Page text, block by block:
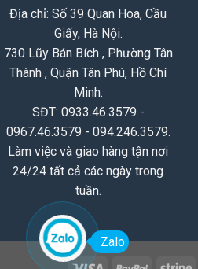
Địa chỉ: Số 39 Quan Hoa, Cầu
Giấy, Hà Nội.
730 Lũy Bán Bích , Phường Tân
Thành , Quận Tân Phú, Hồ Chí
Minh.
SĐT: 0933.46.3579 -
0967.46.3579 - 094.246.3579.
Làm việc và giao hàng tận nơi
24/24 tất cả các ngày trong
tuần.
Zalo